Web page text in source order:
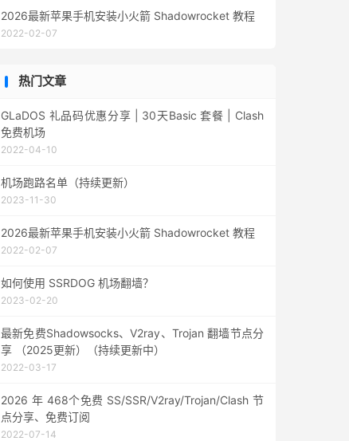
2026最新苹果手机安装小火箭 Shadowrocket 教程
2022-02-07
热门文章
GLaDOS 礼品码优惠分享 | 30天Basic 套餐 | Clash
免费机场
2022-04-10
机场跑路名单（持续更新）
2023-11-30
2026最新苹果手机安装小火箭 Shadowrocket 教程
2022-02-07
如何使用 SSRDOG 机场翻墙？
2023-02-20
最新免费Shadowsocks、V2ray、Trojan 翻墙节点分
享 （2025更新）（持续更新中）
2022-03-17
2026 年 468个免费 SS/SSR/V2ray/Trojan/Clash 节
点分享、免费订阅
2022-07-14